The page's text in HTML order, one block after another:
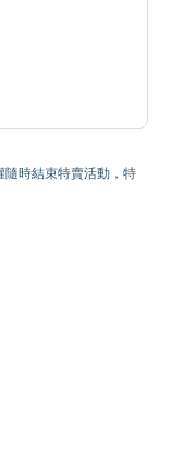
隨時結束特賣活動，特